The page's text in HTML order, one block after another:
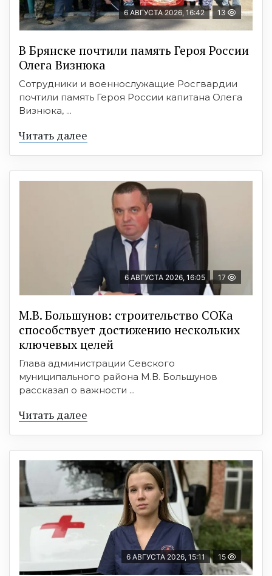
6 АВГУСТА 2026, 16:42 13
В Брянске почтили память Героя России
Олега Визнюка
Сотрудники и военнослужащие Росгвардии
почтили память Героя России капитана Олега
Визнюка, ...
Читать далее
6 АВГУСТА 2026, 16:05 17
М.В. Большунов: строительство СОКа
способствует достижению нескольких
ключевых целей
Глава администрации Севского
муниципального района М.В. Большунов
рассказал о важности ...
Читать далее
6 АВГУСТА 2026, 15:11 15